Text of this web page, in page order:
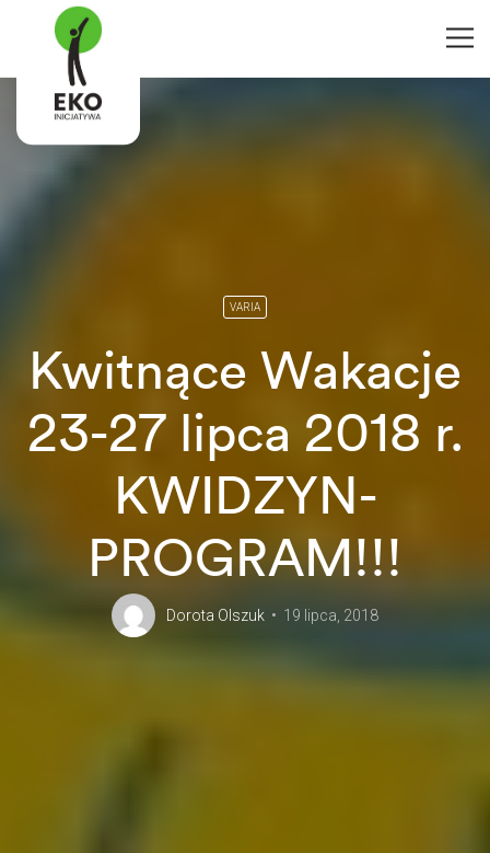
VARIA
Kwitnące Wakacje
23-27 lipca 2018 r.
KWIDZYN-
PROGRAM!!!
Dorota Olszuk 19 lipca, 2018